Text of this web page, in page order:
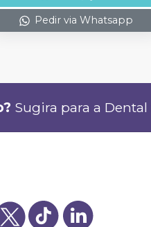
Pedir via Whatsapp
Sugira para a Dental